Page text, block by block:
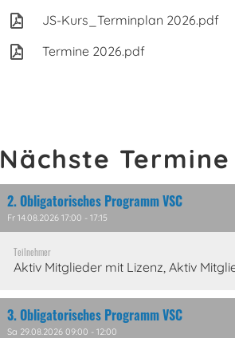
JS-Kurs_Terminplan 2026.pdf
Termine 2026.pdf
Nächste Termine
2. Obligatorisches Programm VSC
Fr 14.08.2026 17:00 - 17:15
Teilnehmer
Aktiv Mitglieder mit Lizenz, Aktiv
3. Obligatorisches Programm VSC
Sa 29.08.2026 09:00 - 12:00